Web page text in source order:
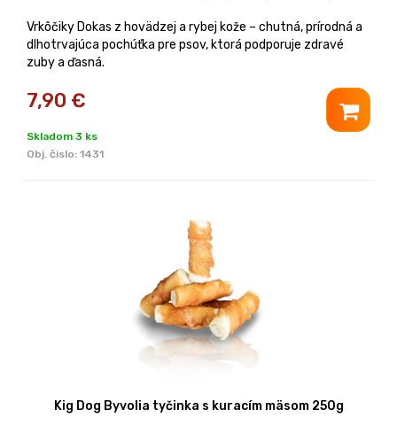
Vrkôčiky Dokas z hovädzej a rybej kože – chutná, prírodná a
dlhotrvajúca pochúťka pre psov, ktorá podporuje zdravé
zuby a ďasná.
7,90 €
Skladom 3 ks
Obj. čislo: 1431
Kig Dog Byvolia tyčinka s kuracím mäsom 250g